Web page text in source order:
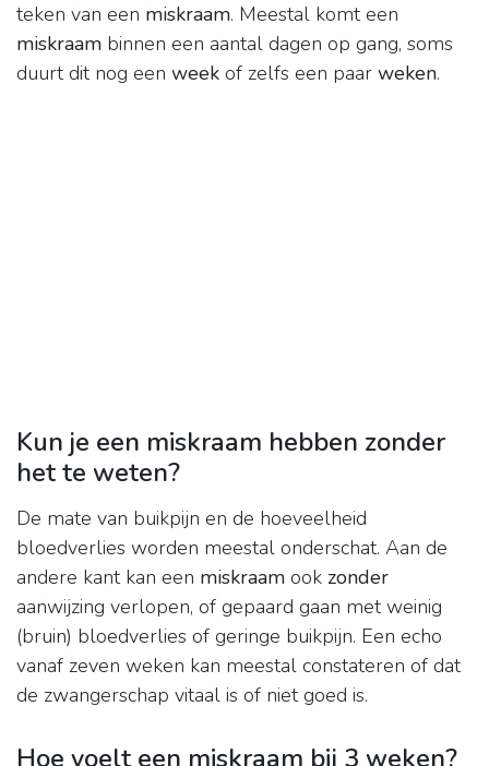
teken van een miskraam. Meestal komt een
miskraam binnen een aantal dagen op gang, soms
duurt dit nog een week of zelfs een paar weken.
Kun je een miskraam hebben zonder
het te weten?
De mate van buikpijn en de hoeveelheid
bloedverlies worden meestal onderschat. Aan de
andere kant kan een miskraam ook zonder
aanwijzing verlopen, of gepaard gaan met weinig
(bruin) bloedverlies of geringe buikpijn. Een echo
vanaf zeven weken kan meestal constateren of dat
de zwangerschap vitaal is of niet goed is.
Hoe voelt een miskraam bij 3 weken?